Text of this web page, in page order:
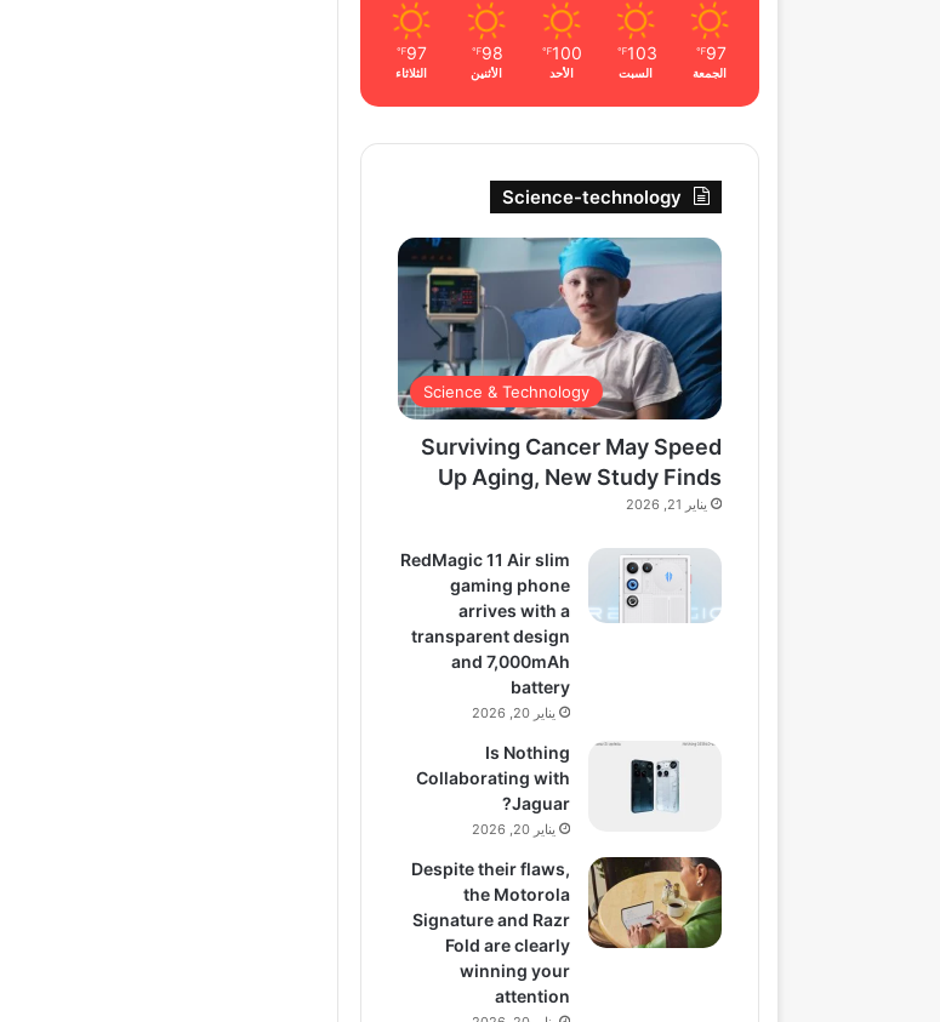
97
℉
الجمعة
103
℉
السبت
100
℉
الأحد
98
℉
الأثنين
97
℉
الثلاثاء
Science-technology
Science & Technology
Surviving Cancer May Speed
Up Aging, New Study Finds
يناير 21, 2026
RedMagic 11 Air slim
gaming phone
arrives with a
transparent design
and 7,000mAh
battery
يناير 20, 2026
Is Nothing
Collaborating with
Jaguar?
يناير 20, 2026
Despite their flaws,
the Motorola
Signature and Razr
Fold are clearly
winning your
attention